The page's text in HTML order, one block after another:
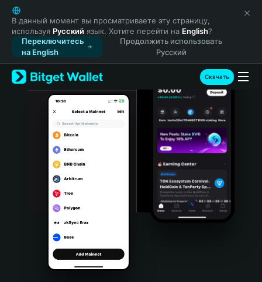
English
日本語
Tiếng Việt
Русский
Español (Latinoamérica)
Türkçe
Italiano
Português (Portugal)
Bahasa Indonesia
Português (Brasil)
Español (Argentina)
В данный момент вы просматриваете эту страницу,
используя Русский язык. Хотите перейти на English?
Переключитесь
на English
Продолжить использовать
Русский
Скачать